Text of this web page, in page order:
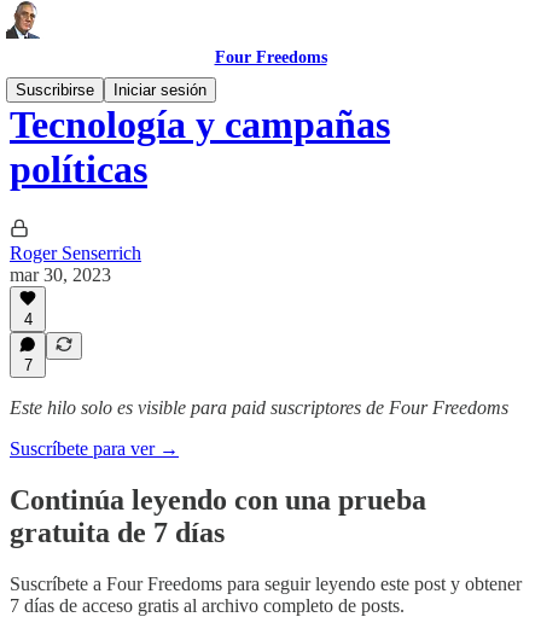
Four Freedoms
Suscribirse
Iniciar sesión
Tecnología y campañas
políticas
Roger Senserrich
mar 30, 2023
4
7
Este hilo solo es visible para paid suscriptores de Four Freedoms
Suscríbete para ver →
Continúa leyendo con una prueba
gratuita de 7 días
Suscríbete a Four Freedoms para seguir leyendo este post y obtener
7 días de acceso gratis al archivo completo de posts.